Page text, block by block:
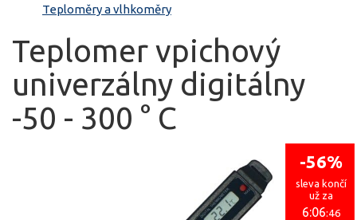
Teploměry a vlhkoměry
Teplomer vpichový
univerzálny digitálny
-50 - 300 ° C
-56%
sleva končí
už za
6:06:45